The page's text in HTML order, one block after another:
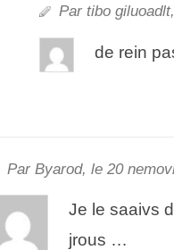
Par tbio
de rien
Par Byarod, le 20
Je le saaivs
juros …